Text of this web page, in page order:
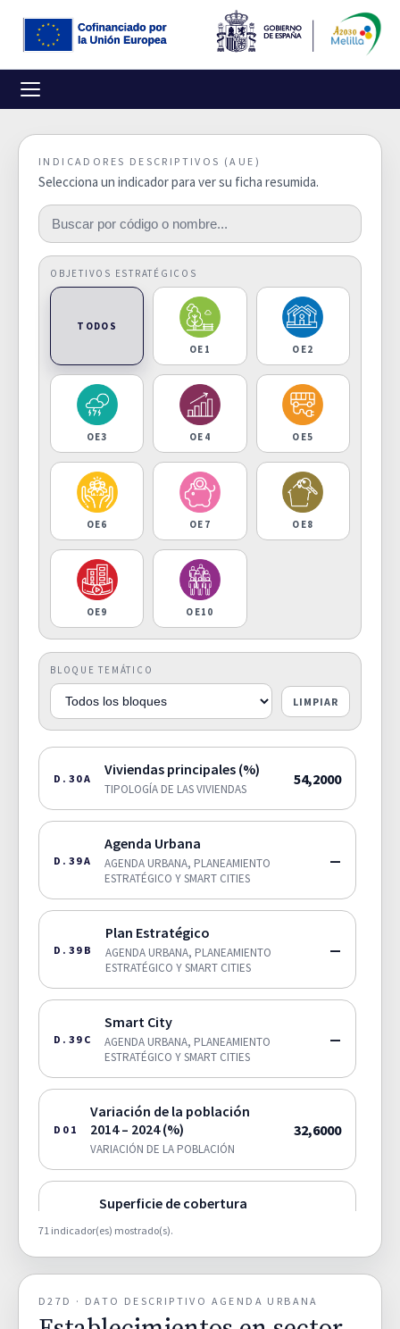
INDICADORES DESCRIPTIVOS (AUE)
Selecciona un indicador para ver su ficha resumida.
OBJETIVOS ESTRATÉGICOS
TODOS
OE1
OE2
OE3 OE4 OE5
OE6 OE7 OE8
OE9 OE10
BLOQUE TEMÁTICO
LIMPIAR
D.30A
Viviendas principales (%)
TIPOLOGÍA DE LAS VIVIENDAS
54,2000
D.39A
Agenda Urbana
AGENDA URBANA, PLANEAMIENTO
ESTRATÉGICO Y SMART CITIES
—
D.39B
Plan Estratégico
AGENDA URBANA, PLANEAMIENTO
ESTRATÉGICO Y SMART CITIES
—
D.39C
Smart City
AGENDA URBANA, PLANEAMIENTO
ESTRATÉGICO Y SMART CITIES
—
D01
Variación de la población
2014 – 2024 (%)
VARIACIÓN DE LA POBLACIÓN
32,6000
D02A
Superficie de cobertura
TERRITORIO Y DIVERSIDAD DE
HÁBITATS
Superficie de cultivos por
71 indicador(es) mostrado(s).
D27D · DATO DESCRIPTIVO AGENDA URBANA